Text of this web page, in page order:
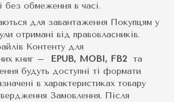
без обмеження в часі.
для завантаження Покупцям у
отримані від правовласників.
Контенту для
книг –
EPUB, MOBI, FB2 та
будуть доступні ті формати
в характеристиках товару
Замовлення. Після